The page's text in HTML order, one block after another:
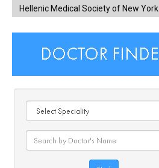
Hellenic Medical Society of New York